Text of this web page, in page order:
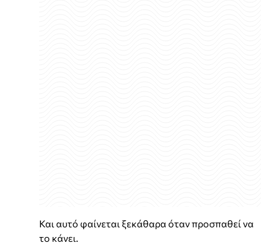
Και αυτό φαίνεται ξεκάθαρα όταν προσπαθεί να
το κάνει.